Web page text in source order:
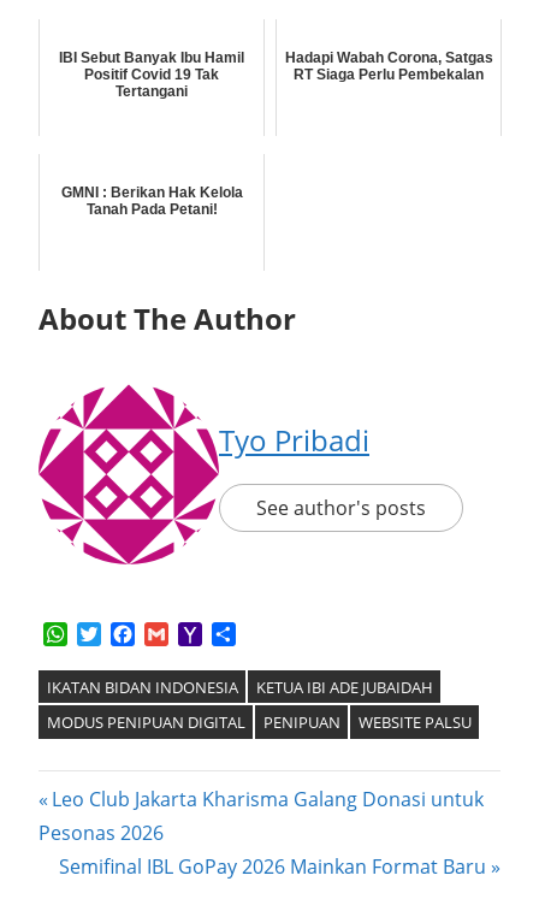
IBI Sebut Banyak Ibu Hamil
Positif Covid 19 Tak
Tertangani
Hadapi Wabah Corona, Satgas
RT Siaga Perlu Pembekalan
GMNI : Berikan Hak Kelola
Tanah Pada Petani!
About The Author
Tyo Pribadi
See author's posts
WhatsApp
TwitterFacebook
GmailYahoo
IKATAN BIDAN INDONESIA
KETUA IBI ADE JUBAIDAH
MODUS PENIPUAN DIGITAL
PENIPUAN WEBSITE PALSU
Post
navigation
Previous
Post:
Leo Club Jakarta Kharisma Galang Donasi untuk
Pesonas 2026
Next
Semifinal IBL GoPay 2026 Mainkan Format Baru